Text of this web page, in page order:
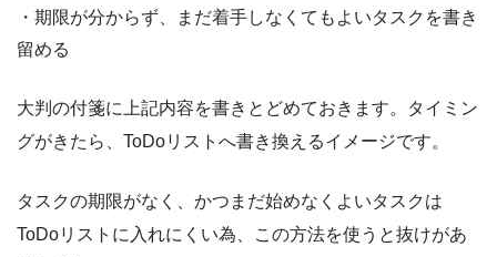
・期限が分からず、まだ着手しなくてもよいタスクを書き
留める
大判の付箋に上記内容を書きとどめておきます。タイミン
グがきたら、ToDoリストへ書き換えるイメージです。
タスクの期限がなく、かつまだ始めなくよいタスクは
ToDoリストに入れにくい為、この方法を使うと抜けがあ